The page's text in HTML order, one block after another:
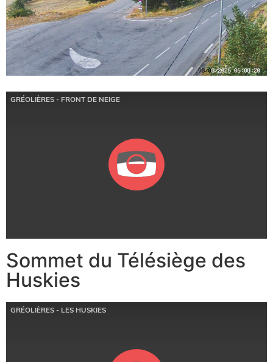
Sommet du Télésiège des
Huskies